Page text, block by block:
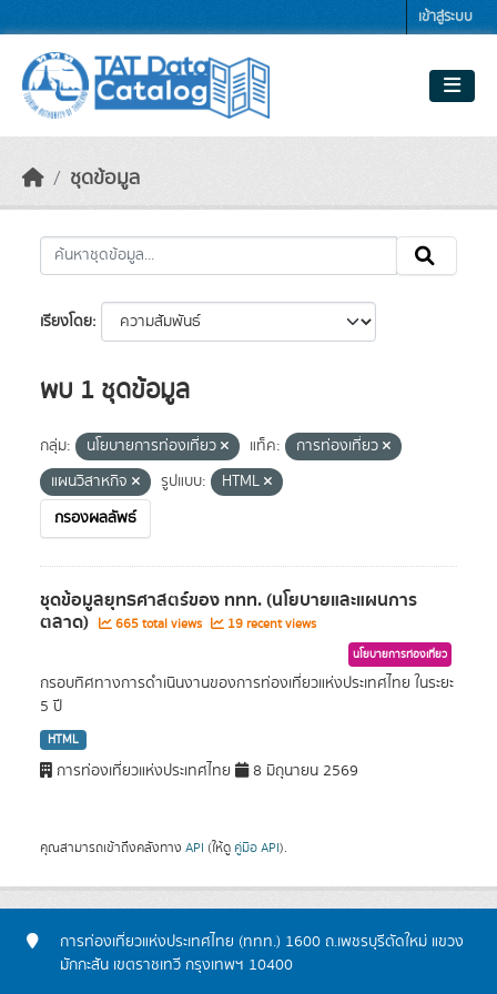
เข้าสู่ระบบ
ชุดข้อมูล
เรียงโดย
พบ 1 ชุดข้อมูล
กลุ่ม: นโยบายการท่องเที่ยว แท็ค:
การท่องเที่ยว
แผนวิสาหกิจ
รูปแบบ:
HTML
กรองผลลัพธ์
ชุดข้อมูลยุทธศาสตร์ของ ททท. (นโยบายและแผนการ
ตลาด) 665 total views 19 recent views
นโยบายการท่องเที่ยว
กรอบทิศทางการดำเนินงานของการท่องเที่ยวแห่งประเทศไทย ในระยะ
5 ปี
HTML
การท่องเที่ยวแห่งประเทศไทย 8 มิถุนายน 2569
คุณสามารถเข้าถึงคลังทาง API (ให้ดู คู่มือ API).
การท่องเที่ยวแห่งประเทศไทย (ททท.) 1600 ถ.เพชรบุรีตัดใหม่ แขวง
มักกะสัน เขตราชเทวี กรุงเทพฯ 10400